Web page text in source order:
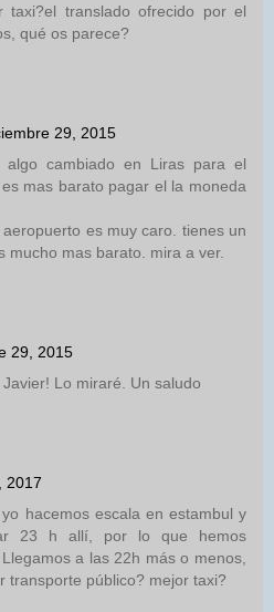
taxi?el translado ofrecido por el
qué os parece?
29, 2015
algo cambiado en Liras para el
mas barato pagar el la moneda
es muy caro. tienes un
mucho mas barato. mira a ver.
29, 2015
Lo miraré. Un saludo
2017
hacemos escala en estambul y
23 h allí, por lo que hemos
a las 22h más o menos,
transporte público? mejor taxi?